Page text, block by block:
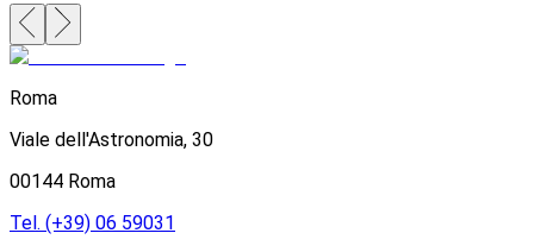
Roma
Viale dell'Astronomia, 30
00144 Roma
Tel. (+39) 06 59031